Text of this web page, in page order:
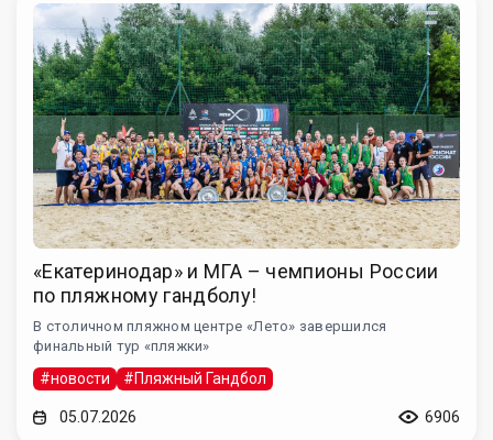
«Екатеринодар» и МГА – чемпионы России
по пляжному гандболу!
В столичном пляжном центре «Лето» завершился
финальный тур «пляжки»
#новости #Пляжный Гандбол
05.07.2026 6906